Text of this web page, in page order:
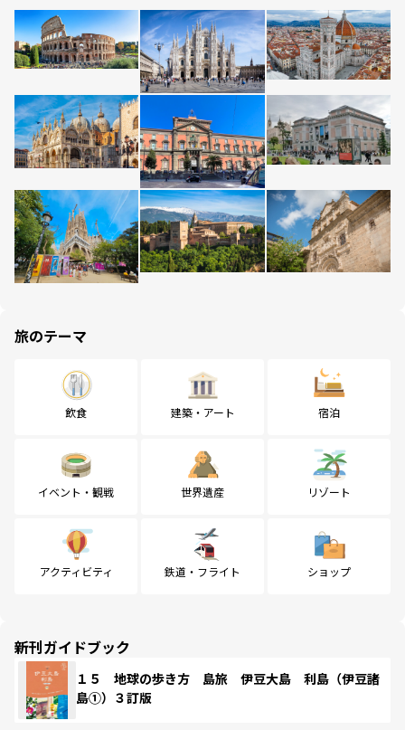
旅のテーマ
飲食 建築・アート 宿泊
イベント・観戦 世界遺産 リゾート
アクティビティ 鉄道・フライト ショップ
新刊ガイドブック
１５ 地球の歩き方 島旅 伊豆大島 利島（伊豆諸
島①）３訂版